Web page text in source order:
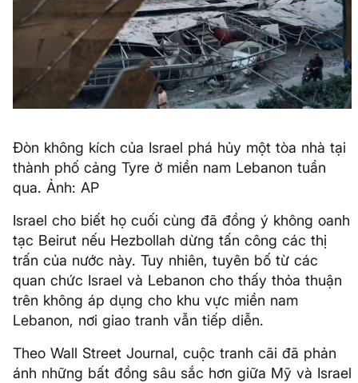
Đòn không kích của Israel phá hủy một tòa nhà tại
thành phố cảng Tyre ở miền nam Lebanon tuần
qua. Ảnh: AP
Israel cho biết họ cuối cùng đã đồng ý không oanh
tạc Beirut nếu Hezbollah dừng tấn công các thị
trấn của nước này. Tuy nhiên, tuyên bố từ các
quan chức Israel và Lebanon cho thấy thỏa thuận
trên không áp dụng cho khu vực miền nam
Lebanon, nơi giao tranh vẫn tiếp diễn.
Theo Wall Street Journal, cuộc tranh cãi đã phản
ánh những bất đồng sâu sắc hơn giữa Mỹ và Israel